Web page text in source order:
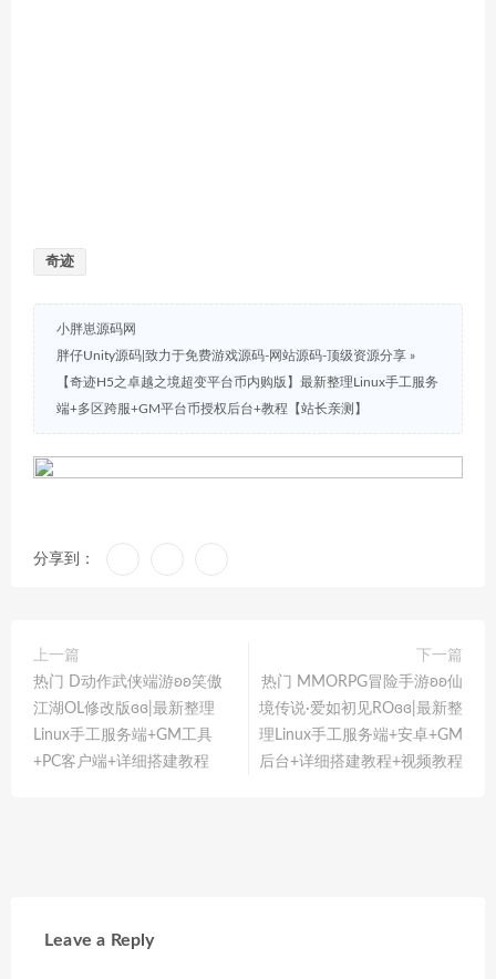
奇迹
小胖崽源码网
胖仔Unity源码|致力于免费游戏源码-网站源码-顶级资源分享 »
【奇迹H5之卓越之境超变平台币内购版】最新整理Linux手工服务
端+多区跨服+GM平台币授权后台+教程【站长亲测】
分享到：
上一篇
热门 D动作武侠端游ʚʚ笑傲
江湖OL修改版ɞɞ|最新整理
Linux手工服务端+GM工具
+PC客户端+详细搭建教程
下一篇
热门 MMORPG冒险手游ʚʚ仙
境传说·爱如初见ROɞɞ|最新整
理Linux手工服务端+安卓+GM
后台+详细搭建教程+视频教程
Leave a Reply